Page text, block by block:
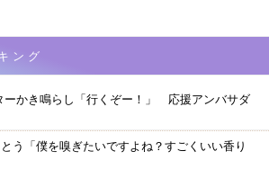
ング
かき鳴らし「行くぞー！」 応援アンバサダ
「僕を嗅ぎたいですよね？すごくいい香り